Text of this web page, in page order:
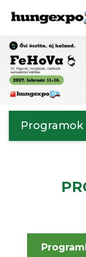
Programok